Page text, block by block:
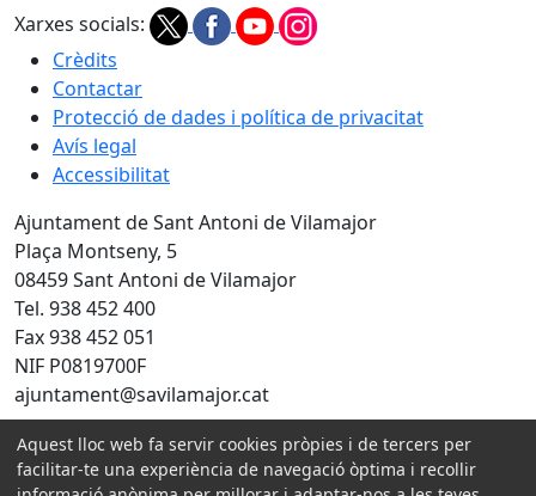
Xarxes socials:
Crèdits
Contactar
Protecció de dades i política de privacitat
Avís legal
Accessibilitat
Ajuntament de Sant Antoni de Vilamajor
Plaça Montseny, 5
08459 Sant Antoni de Vilamajor
Tel. 938 452 400
Fax 938 452 051
NIF P0819700F
ajuntament@savilamajor.cat
Amb la col·laboració de:
Aquest lloc web fa servir cookies pròpies i de tercers per
facilitar-te una experiència de navegació òptima i recollir